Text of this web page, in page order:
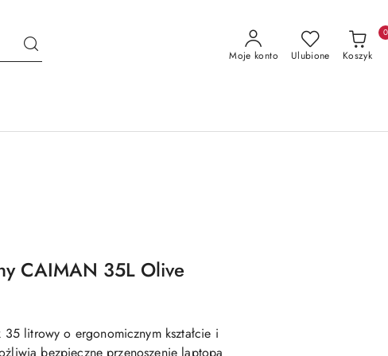
Moje konto Ulubione Koszyk
0
CAIMAN 35L Olive
litrowy o ergonomicznym kształcie i
bezpieczne przenoszenie laptopa